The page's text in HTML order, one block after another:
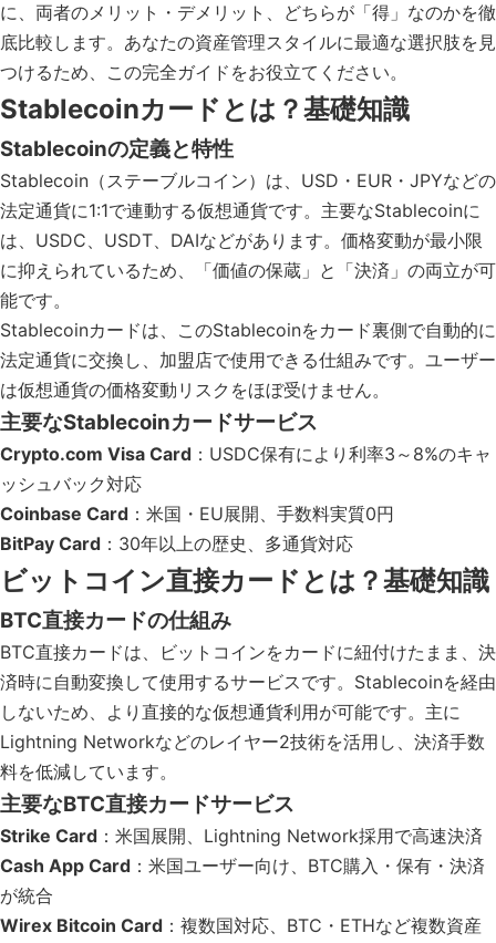
に、両者のメリット・デメリット、どちらが「得」なのかを徹
底比較します。あなたの資産管理スタイルに最適な選択肢を見
つけるため、この完全ガイドをお役立てください。
Stablecoinカードとは？基礎知識
Stablecoinの定義と特性
Stablecoin（ステーブルコイン）は、USD・EUR・JPYなどの
法定通貨に1:1で連動する仮想通貨です。主要なStablecoinに
は、USDC、USDT、DAIなどがあります。価格変動が最小限
に抑えられているため、「価値の保蔵」と「決済」の両立が可
能です。
Stablecoinカードは、このStablecoinをカード裏側で自動的に
法定通貨に交換し、加盟店で使用できる仕組みです。ユーザー
は仮想通貨の価格変動リスクをほぼ受けません。
主要なStablecoinカードサービス
Crypto.com Visa Card ：USDC保有により利率3～8%のキャ
ッシュバック対応
Coinbase Card ：米国・EU展開、手数料実質0円
BitPay Card ：30年以上の歴史、多通貨対応
ビットコイン直接カードとは？基礎知識
BTC直接カードの仕組み
BTC直接カードは、ビットコインをカードに紐付けたまま、決
済時に自動変換して使用するサービスです。Stablecoinを経由
しないため、より直接的な仮想通貨利用が可能です。主に
Lightning Networkなどのレイヤー2技術を活用し、決済手数
料を低減しています。
主要なBTC直接カードサービス
Strike Card ：米国展開、Lightning Network採用で高速決済
Cash App Card ：米国ユーザー向け、BTC購入・保有・決済
が統合
Wirex Bitcoin Card ：複数国対応、BTC・ETHなど複数資産